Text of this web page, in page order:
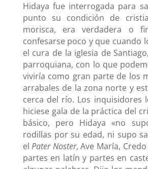
Hidaya fue interrogada para
punto su condición de
morisca, era verdadera o
confesarse poco y que cuando
el cura de la iglesia de
parroquiana, con lo que
viviría como gran parte de los
arrabales de la zona norte y
cerca del río. Los inquisidores
hiciese gala de la práctica del
básico, pero Hidaya «no
rodillas por su edad, ni supo
elPater Noster, Ave María, Credo
partes en latín y partes en